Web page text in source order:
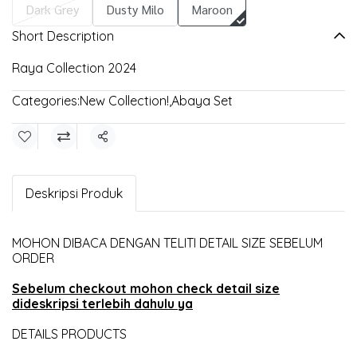
Dark Grey Dusty Milo Maroon
Short Description
Raya Collection 2024
Categories:New Collection!,Abaya Set
Share
Deskripsi Produk
MOHON DIBACA DENGAN TELITI DETAIL SIZE SEBELUM
ORDER
Sebelum checkout mohon check detail size
dideskripsi terlebih dahulu ya
DETAILS PRODUCTS